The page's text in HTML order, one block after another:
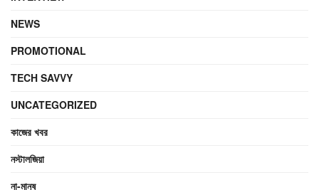
NEWS
PROMOTIONAL
TECH SAVVY
UNCATEGORIZED
কাজের খবর
নস্টালজিয়া
না-মানুষ